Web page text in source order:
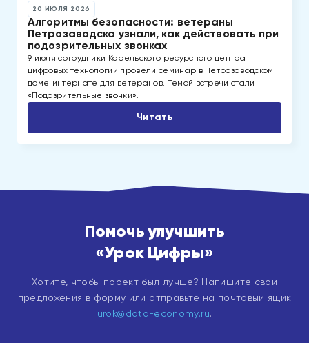
20 ИЮЛЯ 2026
Алгоритмы безопасности: ветераны
Петрозаводска узнали, как действовать при
подозрительных звонках
9 июля сотрудники Карельского ресурсного центра
цифровых технологий провели семинар в Петрозаводском
доме‑интернате для ветеранов. Темой встречи стали
«Подозрительные звонки».
Читать
Помочь улучшить
«Урок Цифры»
Хотите, чтобы проект был лучше? Напишите свои
предложения в форму или отправьте на почтовый ящик
urok@data-economy.ru.